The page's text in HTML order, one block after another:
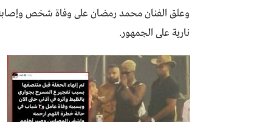
نارية على الجمهور.